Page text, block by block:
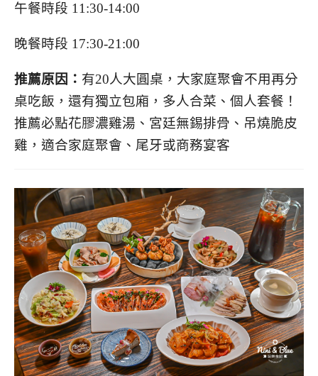
午餐時段 11:30-14:00
晚餐時段 17:30-21:00
推薦原因： 有20人大圓桌，大家庭聚會不用再分
桌吃飯，還有獨立包廂，多人合菜、個人套餐！
推薦必點花膠濃雞湯、宮廷無錫排骨、吊燒脆皮
雞，適合家庭聚會、尾牙或商務宴客